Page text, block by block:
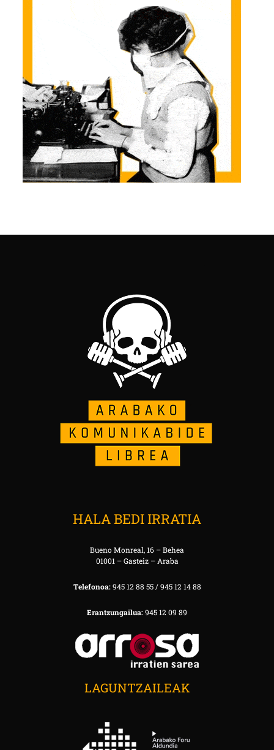
HALA BEDI IRRATIA
Bueno Monreal, 16 – Behea
01001 – Gasteiz – Araba
Telefonoa:945 12 88 55 / 945 12 14 88
Erantzungailua:945 12 09 89
LAGUNTZAILEAK